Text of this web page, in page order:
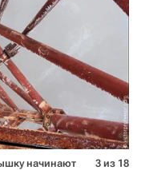
начинают
3 из 18